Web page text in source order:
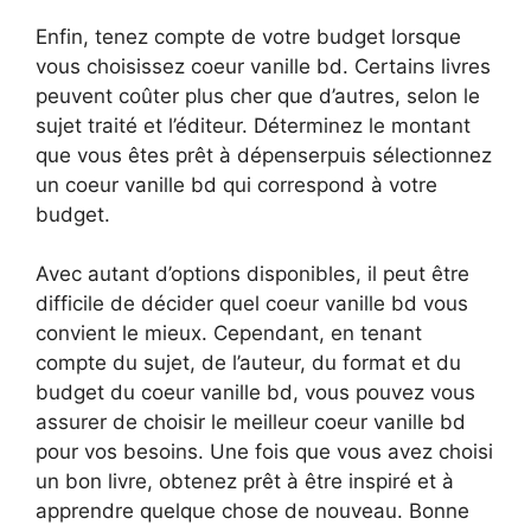
Enfin, tenez compte de votre budget lorsque
vous choisissez coeur vanille bd. Certains livres
peuvent coûter plus cher que d’autres, selon le
sujet traité et l’éditeur. Déterminez le montant
que vous êtes prêt à dépenserpuis sélectionnez
un coeur vanille bd qui correspond à votre
budget.
Avec autant d’options disponibles, il peut être
difficile de décider quel coeur vanille bd vous
convient le mieux. Cependant, en tenant
compte du sujet, de l’auteur, du format et du
budget du coeur vanille bd, vous pouvez vous
assurer de choisir le meilleur coeur vanille bd
pour vos besoins. Une fois que vous avez choisi
un bon livre, obtenez prêt à être inspiré et à
apprendre quelque chose de nouveau. Bonne